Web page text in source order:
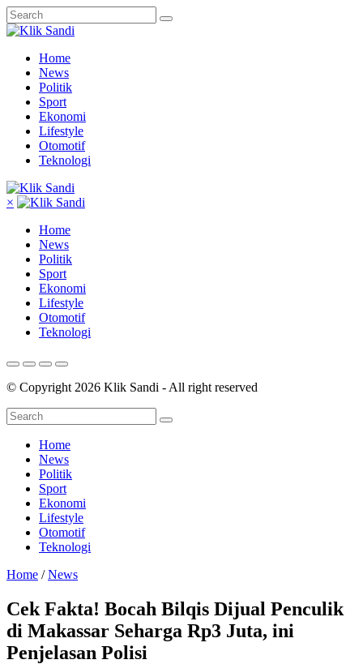
Home
News
Politik
Sport
Ekonomi
Lifestyle
Otomotif
Teknologi
×
Home
News
Politik
Sport
Ekonomi
Lifestyle
Otomotif
Teknologi
© Copyright 2026 Klik Sandi - All right reserved
Home
News
Politik
Sport
Ekonomi
Lifestyle
Otomotif
Teknologi
Home /News
Cek Fakta! Bocah Bilqis Dijual Penculik
di Makassar Seharga Rp3 Juta, ini
Penjelasan Polisi